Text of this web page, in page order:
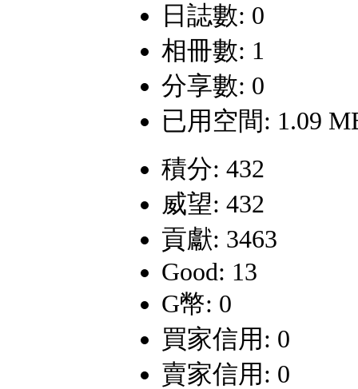
日誌數: 0
相冊數: 1
分享數: 0
已用空間: 1.09
積分: 432
威望: 432
貢獻: 3463
Good: 13
G幣: 0
買家信用: 0
賣家信用: 0